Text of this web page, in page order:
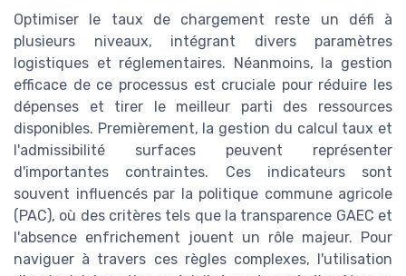
Optimiser le taux de chargement reste un défi à
plusieurs niveaux, intégrant divers paramètres
logistiques et réglementaires. Néanmoins, la gestion
efficace de ce processus est cruciale pour réduire les
dépenses et tirer le meilleur parti des ressources
disponibles. Premièrement, la gestion du calcul taux et
l'admissibilité surfaces peuvent représenter
d'importantes contraintes. Ces indicateurs sont
souvent influencés par la politique commune agricole
(PAC), où des critères tels que la transparence GAEC et
l'absence enfrichement jouent un rôle majeur. Pour
naviguer à travers ces règles complexes, l'utilisation